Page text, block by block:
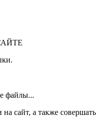
файлы...
сайт, а также совершать